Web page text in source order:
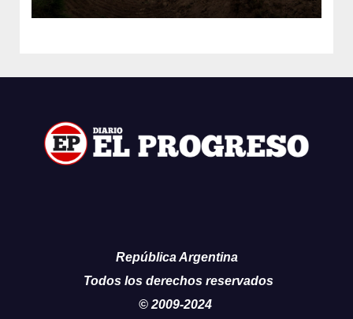
República Argentina
Todos los derechos reservados
© 2009-2024